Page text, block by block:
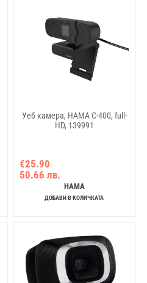
Уеб камера, HAMA C-400, full-
HD, 139991
€25.90
50.66 лв.
HAMA
ДОБАВИ В КОЛИЧКАТА